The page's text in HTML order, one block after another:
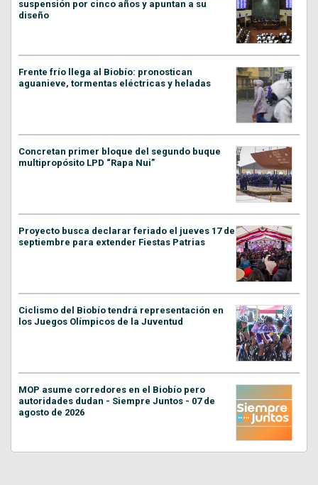
suspensión por cinco años y apuntan a su
diseño
Frente frío llega al Biobío: pronostican
aguanieve, tormentas eléctricas y heladas
Concretan primer bloque del segundo buque
multipropósito LPD “Rapa Nui”
Proyecto busca declarar feriado el jueves 17 de
septiembre para extender Fiestas Patrias
Ciclismo del Biobío tendrá representación en
los Juegos Olímpicos de la Juventud
MOP asume corredores en el Biobío pero
autoridades dudan - Siempre Juntos - 07 de
agosto de 2026